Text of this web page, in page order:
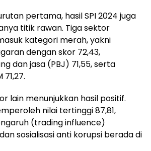
pertama, hasil SPI 2024 juga
titik rawan. Tiga sektor
kategori merah, yakni
dengan skor 72,43,
dan jasa (PBJ) 71,55, serta
lain menunjukkan hasil positif.
nilai tertinggi 87,81,
(trading influence)
sosialisasi anti korupsi berada di